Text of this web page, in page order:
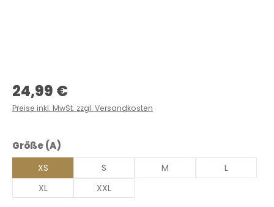
Regulärer Preis:
24,99 €
Preise inkl. MwSt. zzgl. Versandkosten
Größe (A)
XS S M
L
XL
XXL